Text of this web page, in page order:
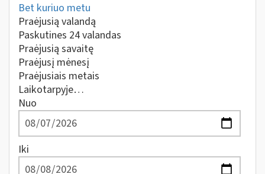
Bet kuriuo metu
Praėjusią valandą
Paskutines 24 valandas
Praėjusią savaitę
Praėjusį mėnesį
Praėjusiais metais
Laikotarpyje…
Nuo
Iki